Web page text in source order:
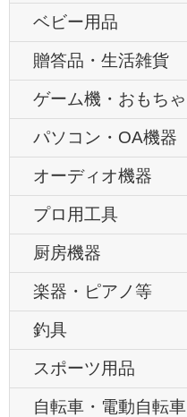
ベビー用品
贈答品・生活雑貨
ゲーム機・おもちゃ
パソコン・OA機器
オーディオ機器
プロ用工具
厨房機器
楽器・ピアノ等
釣具
スポーツ用品
自転車・電動自転車